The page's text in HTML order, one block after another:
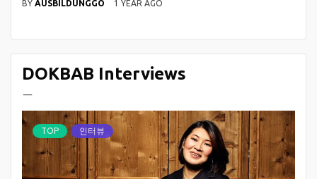
BY AUSBILDUNGGO 1 YEAR AGO
DOKBAB Interviews
ㅡ
TOP 인터뷰